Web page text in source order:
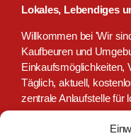
Lokales, Lebendiges
Willkommen bei 'Wir
Kaufbeuren und
Einkaufsmöglichkeiten,
Täglich, aktuell,
zentrale Anlaufstelle für